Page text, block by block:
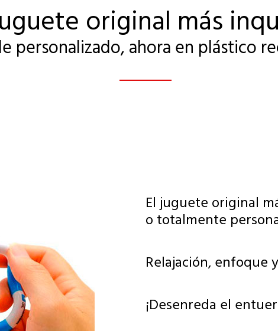
original más
personalizado, ahora en plástico
El juguete original
o totalmente
Relajación, enfoque
¡Desenreda el